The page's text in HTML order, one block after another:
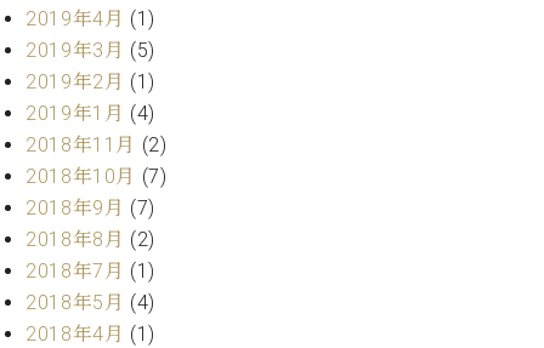
わ
せ
ア
ー
ィ
ス
ト
カ
ス
タ
2019年4月 (1)
2019年3月 (5)
2019年2月 (1)
2019年1月 (4)
2018年11月 (2)
2018年10月 (7)
2018年9月 (7)
2018年8月 (2)
2018年7月 (1)
2018年5月 (4)
2018年4月 (1)